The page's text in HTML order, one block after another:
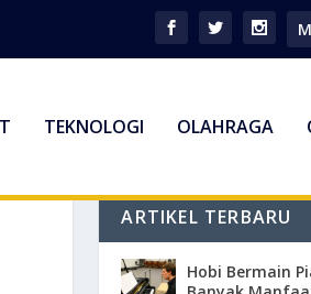
TEKNOLOGI OLAHRAGA
ARTIKEL TERBARU
Hobi Bermain